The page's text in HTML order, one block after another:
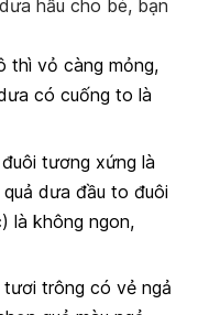
hấu cho bé, bạn
thì vỏ càng mỏng,
có cuống to là
tương xứng là
dưa đầu to đuôi
là không ngon,
tươi trông có vẻ ngả